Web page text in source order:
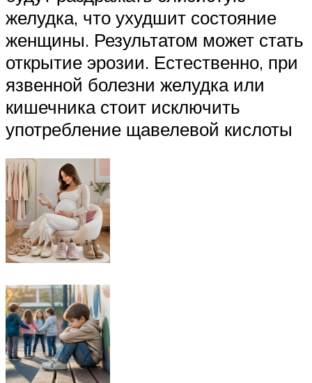
желудка, что ухудшит состояние
женщины. Результатом может стать
открытие эрозии. Естественно, при
язвенной болезни желудка или
кишечника стоит исключить
употребление щавелевой кислоты